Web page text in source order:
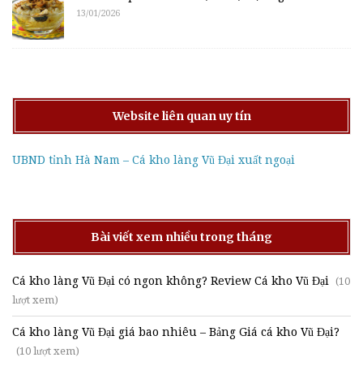
13/01/2026
Website liên quan uy tín
UBND tỉnh Hà Nam – Cá kho làng Vũ Đại xuất ngoại
Bài viết xem nhiều trong tháng
Cá kho làng Vũ Đại có ngon không? Review Cá kho Vũ Đại (10
lượt xem)
Cá kho làng Vũ Đại giá bao nhiêu – Bảng Giá cá kho Vũ Đại?
(10 lượt xem)